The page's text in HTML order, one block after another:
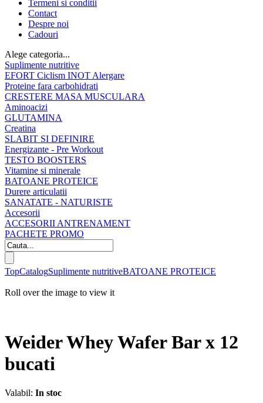
Termeni si conditii
Contact
Despre noi
Cadouri
Alege categoria...
Suplimente nutritive
EFORT Ciclism INOT Alergare
Proteine fara carbohidrati
CRESTERE MASA MUSCULARA
Aminoacizi
GLUTAMINA
Creatina
SLABIT SI DEFINIRE
Energizante - Pre Workout
TESTO BOOSTERS
Vitamine si minerale
BATOANE PROTEICE
Durere articulatii
SANATATE - NATURISTE
Accesorii
ACCESORII ANTRENAMENT
PACHETE PROMO
TopCatalogSuplimente nutritiveBATOANE PROTEICE
Roll over the image to view it
Weider Whey Wafer Bar x 12
bucati
Valabil: In stoc